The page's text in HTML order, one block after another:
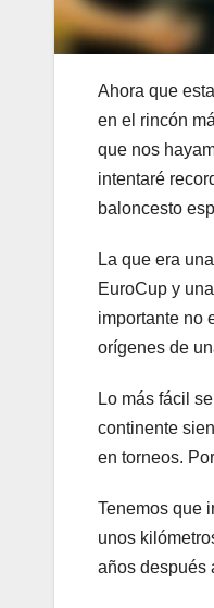
Ahora que
en el rincón
que nos
intentaré
baloncesto
La que era
EuroCup y
importante no
orígenes de
Lo más fácil
continente
en torneos.
Tenemos que
unos
años después